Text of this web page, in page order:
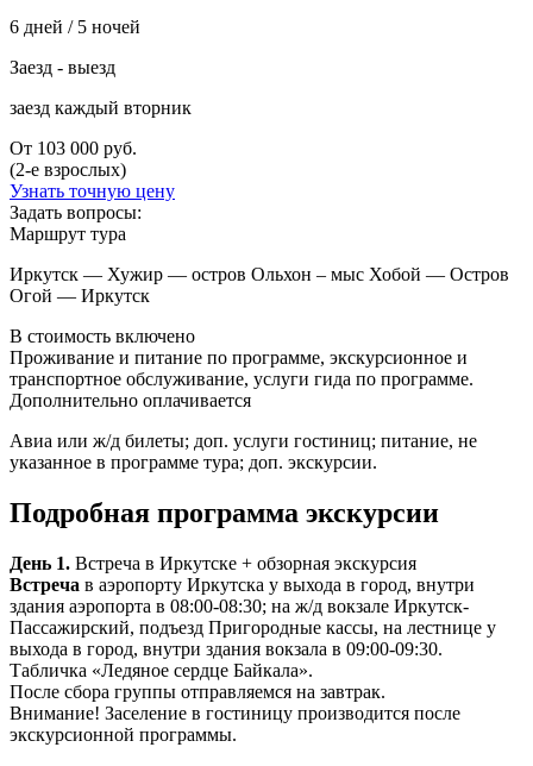
6 дней / 5 ночей
Заезд - выезд
заезд каждый вторник
От 103 000 руб.
(2-е взрослых)
Узнать точную цену
Задать вопросы:
Маршрут тура
Иркутск — Хужир — остров Ольхон – мыс Хобой — Остров
Огой — Иркутск
В стоимость включено
Проживание и питание по программе, экскурсионное и
транспортное обслуживание, услуги гида по программе.
Дополнительно оплачивается
Авиа или ж/д билеты; доп. услуги гостиниц; питание, не
указанное в программе тура; доп. экскурсии.
Подробная программа экскурсии
День 1. Встреча в Иркутске + обзорная экскурсия
Встреча в аэропорту Иркутска у выхода в город, внутри
здания аэропорта в 08:00-08:30; на ж/д вокзале Иркутск-
Пассажирский, подъезд Пригородные кассы, на лестнице у
выхода в город, внутри здания вокзала в 09:00-09:30.
Табличка «Ледяное сердце Байкала».
После сбора группы отправляемся на завтрак.
Внимание! Заселение в гостиницу производится после
экскурсионной программы.